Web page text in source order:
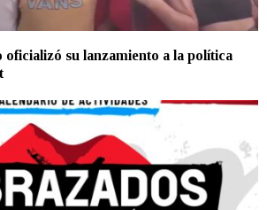
su lanzamiento a la política